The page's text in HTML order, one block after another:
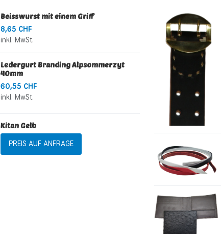
Beisswurst mit einem Griff
8,65 CHF
inkl. MwSt.
Ledergurt Branding Alpsommerzyt
40mm
60,55 CHF
inkl. MwSt.
Kitan Gelb
PREIS AUF ANFRAGE